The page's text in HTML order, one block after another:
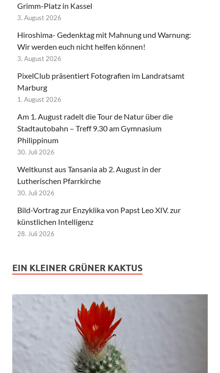
Grimm-Platz in Kassel
3. August 2026
Hiroshima- Gedenktag mit Mahnung und Warnung:
Wir werden euch nicht helfen können!
3. August 2026
PixelClub präsentiert Fotografien im Landratsamt
Marburg
1. August 2026
Am 1. August radelt die Tour de Natur über die
Stadtautobahn – Treff 9.30 am Gymnasium
Philippinum
30. Juli 2026
Weltkunst aus Tansania ab 2. August in der
Lutherischen Pfarrkirche
30. Juli 2026
Bild-Vortrag zur Enzyklika von Papst Leo XIV. zur
künstlichen Intelligenz
28. Juli 2026
EIN KLEINER GRÜNER KAKTUS